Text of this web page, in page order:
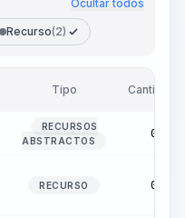
Ocultar todos
Recurso(2)
Tipo Cantidad
RECURSOS
ABSTRACTOS
0,00
RECURSO 0,42